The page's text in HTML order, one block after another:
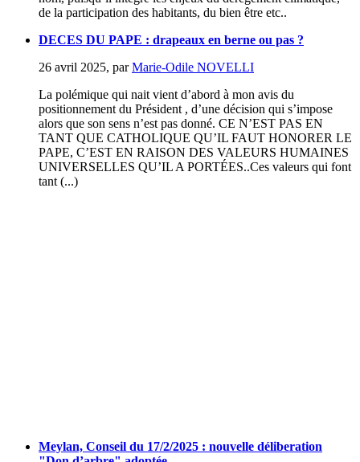
de la participation des habitants, du bien être etc..
DECES DU PAPE : drapeaux en berne ou pas ?
26 avril 2025, parMarie-Odile NOVELLI
La polémique qui nait vient d’abord à mon avis du
positionnement du Président , d’une décision qui s’impose
alors que son sens n’est pas donné. CE N’EST PAS EN
TANT QUE CATHOLIQUE QU’IL FAUT HONORER LE
PAPE, C’EST EN RAISON DES VALEURS HUMAINES
UNIVERSELLES QU’IL A PORTÉES..Ces valeurs qui font
tant (...)
Meylan, Conseil du 17/2/2025 : nouvelle déliberation